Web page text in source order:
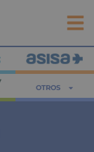
OTROS